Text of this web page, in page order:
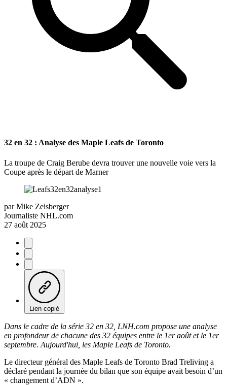
32 en 32 : Analyse des Maple Leafs de Toronto
La troupe de Craig Berube devra trouver une nouvelle voie vers la
Coupe après le départ de Marner
par Mike Zeisberger
Journaliste NHL.com
27 août 2025
Lien copié
Dans le cadre de la série 32 en 32, LNH.com propose une analyse
en profondeur de chacune des 32 équipes entre le 1er août et le 1er
septembre. Aujourd'hui, les Maple Leafs de Toronto.
Le directeur général des Maple Leafs de Toronto Brad Treliving a
déclaré pendant la journée du bilan que son équipe avait besoin d’un
« changement d’ADN ».